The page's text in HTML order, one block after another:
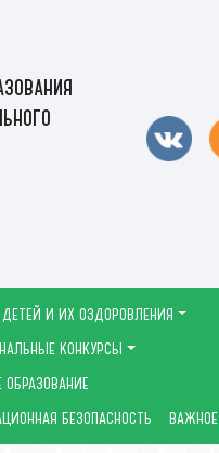
И ИХ ОЗДОРОВЛЕНИЯ
КОНКУРСЫ
БЕЗОПАСНОСТЬ ВАЖНОЕ